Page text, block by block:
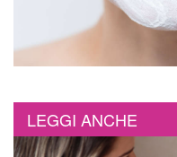
LEGGI ANCHE